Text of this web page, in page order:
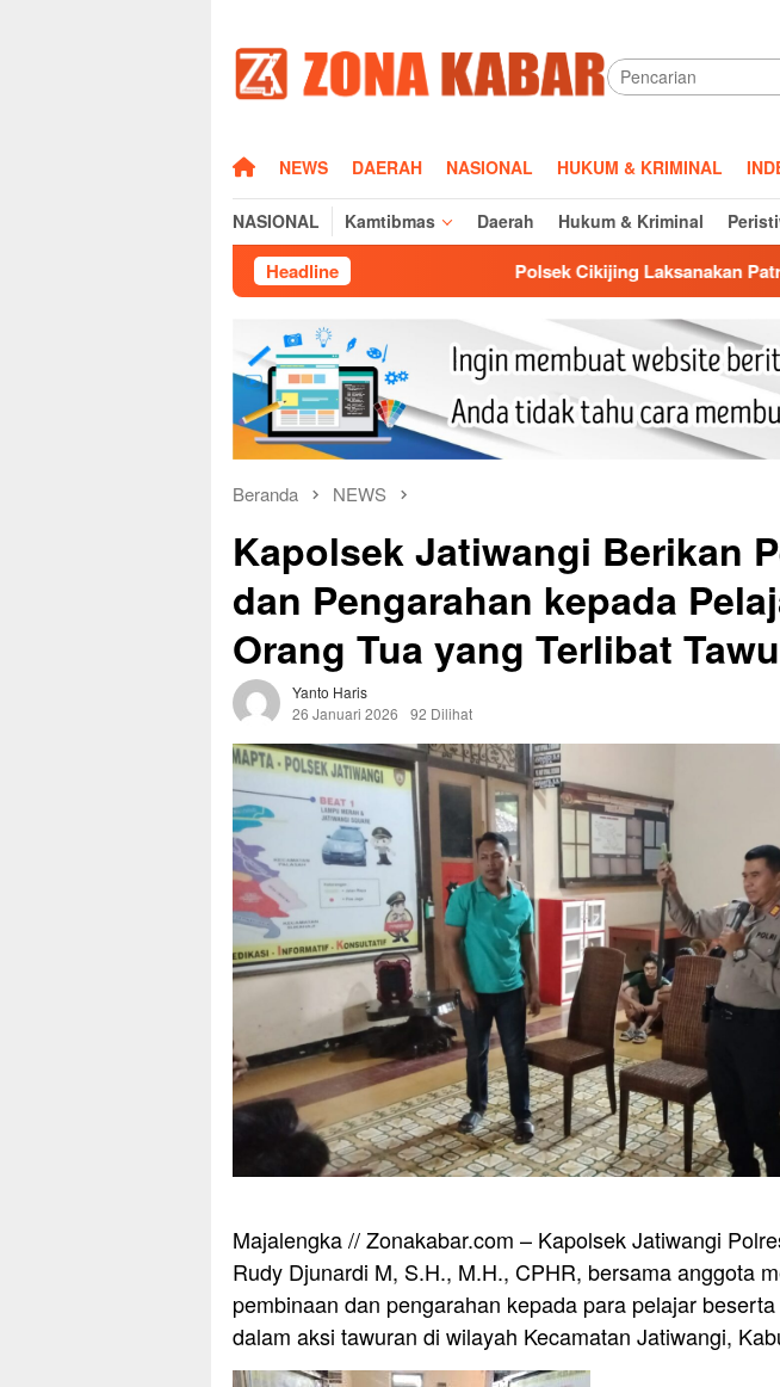
konten
HOMENEWS DAERAH NASIONAL HUKUM & KRIMINAL
NASIONAL Kamtibmas Daerah Hukum & Kriminal
HeadlinePolsek Cikijing Laksanakan Patroli SPPG, Pastikan
Beranda NEWS
Kapolsek Jatiwangi Berikan
dan Pengarahan kepada
Orang Tua yang Terlibat
Yanto Haris
26 Januari 2026
92 Dilihat
Majalengka // Zonakabar.com – Kapolsek Jatiwangi
Rudy Djunardi M, S.H., M.H., CPHR, bersama anggota
pembinaan dan pengarahan kepada para pelajar
dalam aksi tawuran di wilayah Kecamatan Jatiwangi,